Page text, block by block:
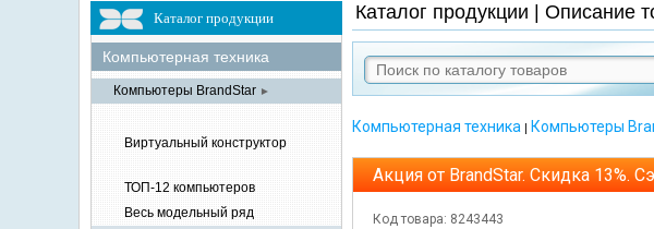
Каталог продукции
Компьютерная техника
Компьютеры BrandStar ►
Виртуальный конструктор
ТОП-12 компьютеров
Весь модельный ряд
Каталог продукции | Описание
Компьютерная техника | Компьютеры
Акция от BrandStar. Скидка 13%.
Код товара: 8243443